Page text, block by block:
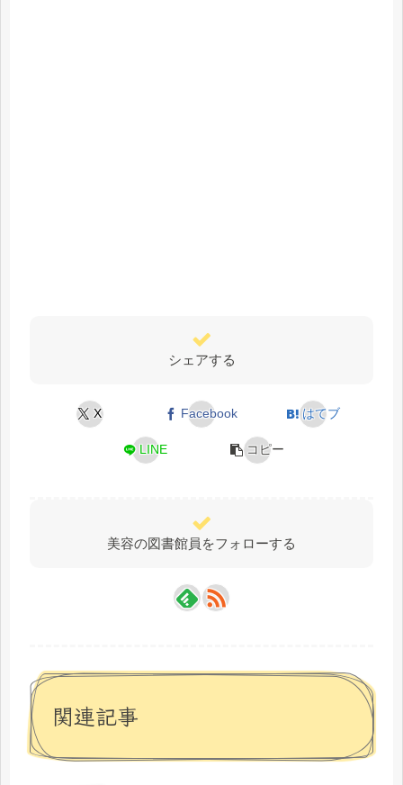
シェアする
X Facebook はてブ
LINE コピー
美容の図書館員をフォローする
関連記事